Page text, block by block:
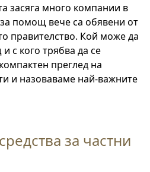
засяга много компании в
помощ вече са обявени от
правителство. Кой може да
с кого трябва да се
преглед на
и назоваваме най-важните
за частни